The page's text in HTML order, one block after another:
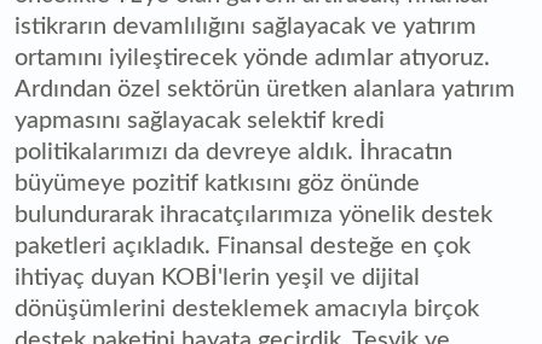
istikrarın devamlılığını sağlayacak ve yatırım
ortamını iyileştirecek yönde adımlar atıyoruz.
Ardından özel sektörün üretken alanlara yatırım
yapmasını sağlayacak selektif kredi
politikalarımızı da devreye aldık. İhracatın
büyümeye pozitif katkısını göz önünde
bulundurarak ihracatçılarımıza yönelik destek
paketleri açıkladık. Finansal desteğe en çok
ihtiyaç duyan KOBİ'lerin yeşil ve dijital
dönüşümlerini desteklemek amacıyla birçok